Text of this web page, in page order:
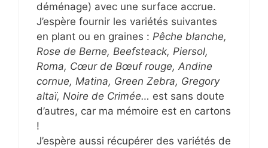
déménage) avec une surface accrue.
J’espère fournir les variétés suivantes
en plant ou en graines : Pêche blanche,
Rose de Berne, Beefsteack, Piersol,
Roma, Cœur de Bœuf rouge, Andine
cornue, Matina, Green Zebra, Gregory
altaï, Noire de Crimée… est sans doute
d’autres, car ma mémoire est en cartons
!
J’espère aussi récupérer des variétés de